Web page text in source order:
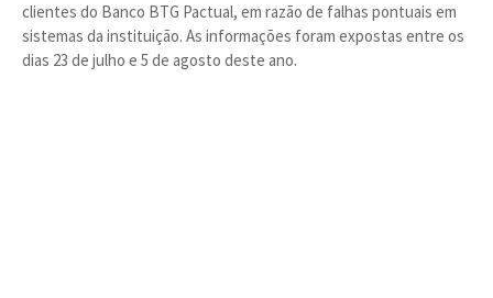
clientes do Banco BTG Pactual, em razão de falhas pontuais em
sistemas da instituição. As informações foram expostas entre os
dias 23 de julho e 5 de agosto deste ano.